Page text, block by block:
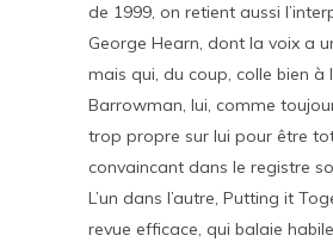
de 1999, on retient aussi
George Hearn, dont la voix a
mais qui, du coup, colle bien à
Barrowman, lui, comme
trop propre sur lui pour être
convaincant dans le registre
L’un dans l’autre, Putting it
revue efficace, qui balaie